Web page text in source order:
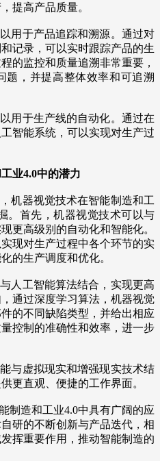
提高产品质量。
于产品追踪和溯源。通过对
记录，可以实时跟踪产品的生
的监控和质量追溯非常重要，
题，并提高整体效率和可追溯
于生产线的自动化。通过在
智能系统，可以实现对生产过
业4.0中的潜力
器视觉技术在智能制造和工
。首先，机器视觉技术可以与
更高级别的自动化和智能化。
现对生产过程中各个环节的实
的生产调度和优化。
工智能算法结合，实现更高
通过深度学习算法，机器视觉
的不同缺陷类型，并给出相应
控制的准确性和效率，进一步
虚拟现实和增强现实技术结
更直观、便捷的工作界面。
制造和工业4.0中具有广阔的应
研的不断创新与产品迭代，相
挥重要作用，推动智能制造的